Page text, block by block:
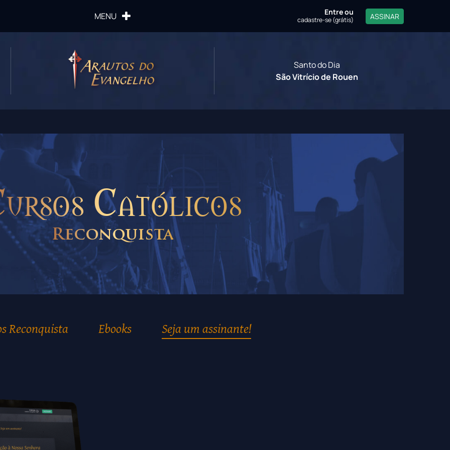
MENU Entreou
cadastre-se (grátis) ASSINAR
Santo do Dia
São Vitrício de Rouen
Católicos
Reconquista
Reconquista Ebooks Seja um assinante!